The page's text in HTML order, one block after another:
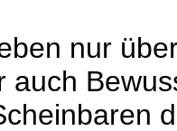
nur
auch